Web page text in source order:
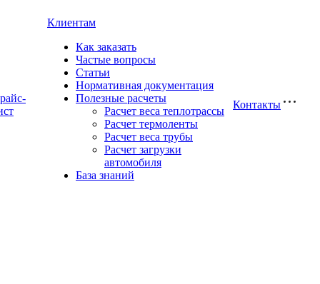
Клиентам
Как заказать
Частые вопросы
Статьи
Нормативная документация
Полезные расчеты
Расчет веса теплотрассы
Расчет термоленты
Расчет веса трубы
Расчет загрузки
автомобиля
База знаний
Контакты